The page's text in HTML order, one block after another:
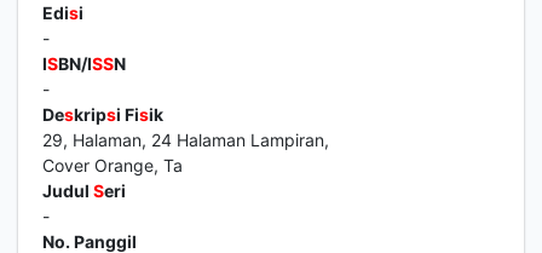
Edisi
-
ISBN/ISSN
-
Deskripsi Fisik
29, Halaman, 24 Halaman Lampiran,
Cover Orange, Ta
Judul Seri
-
No. Panggil